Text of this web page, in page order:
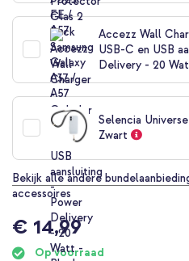
Accezz Wall
USB-C en USB
Delivery - 20
Selencia
Zwart
Bekijk alle andere
accessoires
€ 14,99
Op voorraad